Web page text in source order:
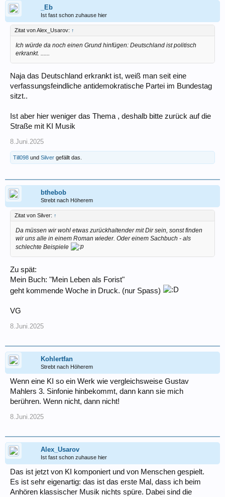
_Eb
Ist fast schon zuhause hier
Zitat von Alex_Usarov: ↑
Ich würde da noch einen Grund hinfügen: Deutschland ist politisch
erkrankt. ......
Naja das Deutschland erkrankt ist, weiß man seit eine
verfassungsfeindliche antidemokratische Partei im Bundestag
sitzt..
Ist aber hier weniger das Thema , deshalb bitte zurück auf die
Straße mit KI Musik
8.Juni.2025
Till098 und Silver gefällt das.
bthebob
Strebt nach Höherem
Zitat von Silver: ↑
Da müssen wir wohl etwas zurückhaltender mit Dir sein, sonst finden
wir uns alle in einem Roman wieder. Oder einem Sachbuch - als
schlechte Beispiele
Zu spät:
Mein Buch: "Mein Leben als Forist"
geht kommende Woche in Druck. (nur Spass)
VG
8.Juni.2025
Kohlertfan
Strebt nach Höherem
Wenn eine KI so ein Werk wie vergleichsweise Gustav
Mahlers 3. Sinfonie hinbekommt, dann kann sie mich
berühren. Wenn nicht, dann nicht!
8.Juni.2025
Alex_Usarov
Ist fast schon zuhause hier
Das ist jetzt von KI komponiert und von Menschen gespielt.
Es ist sehr eigenartig: das ist das erste Mal, dass ich beim
Anhören klassischer Musik nichts spüre. Dabei sind die